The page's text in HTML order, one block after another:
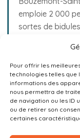
Pour offrir les
technologies telles
informations des
nous permettra de
de navigation ou les ID
ou de retirer son
certaines
emploie 2 000
sortes de
En tant que nouvel
WordPress, vous
de bordpour
nouvelles pages